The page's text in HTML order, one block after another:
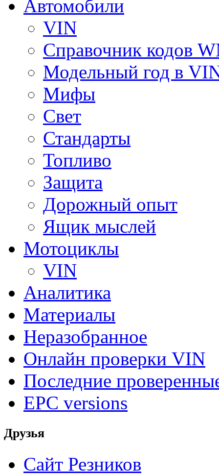
Автомобили
VIN
Справочник кодов
Модельный год в
Мифы
Свет
Стандарты
Топливо
Защита
Дорожный опыт
Ящик мыслей
Мотоциклы
VIN
Аналитика
Материалы
Неразобранное
Онлайн проверки VIN
Последние
EPC versions
Друзья
Сайт Резников